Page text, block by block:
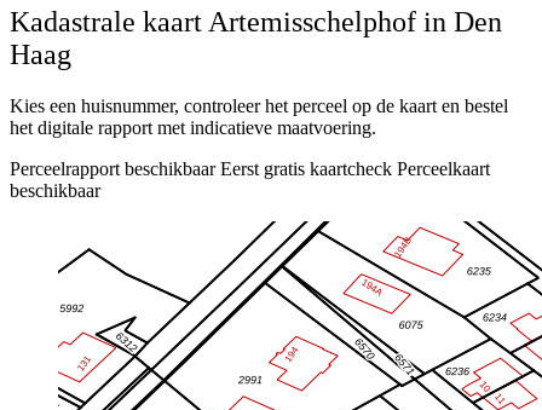
Kadastrale kaart Artemisschelphof in Den
Haag
Kies een huisnummer, controleer het perceel op de kaart en bestel
het digitale rapport met indicatieve maatvoering.
Perceelrapport beschikbaar Eerst gratis kaartcheck Perceelkaart
beschikbaar